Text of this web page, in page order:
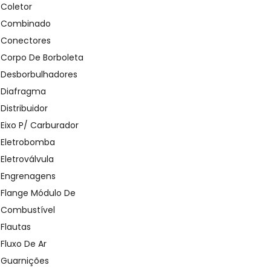
Coletor
Combinado
Conectores
Corpo De Borboleta
Desborbulhadores
Diafragma
Distribuidor
Eixo P/ Carburador
Eletrobomba
Eletroválvula
Engrenagens
Flange Módulo De
Combustível
Flautas
Fluxo De Ar
Guarnições